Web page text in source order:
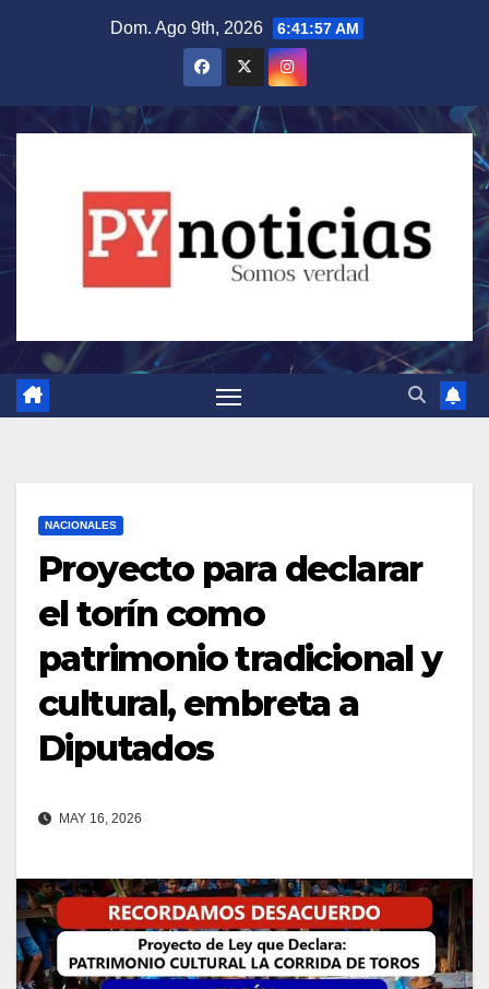
Dom. Ago 9th, 2026 6:41:58 AM
NACIONALES
Proyecto para declarar
el torín como
patrimonio tradicional y
cultural, embreta a
Diputados
MAY 16, 2026